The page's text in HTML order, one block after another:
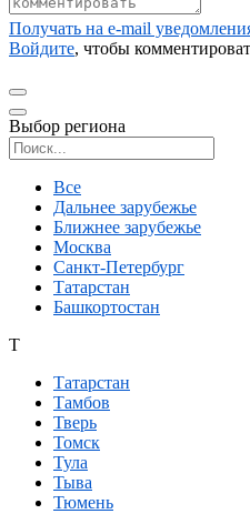
Получать на e‑mail
Войдите, чтобы
Выбор региона
Все
Дальнее зарубежье
Ближнее зарубежье
Москва
Санкт-Петербург
Татарстан
Башкортостан
Т
Татарстан
Тамбов
Тверь
Томск
Тула
Тыва
Тюмень